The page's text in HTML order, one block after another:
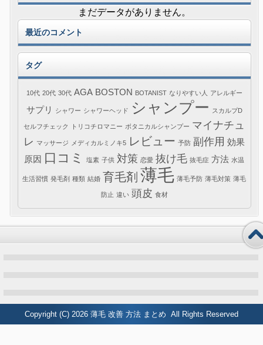
まだデータがありません。
最近のコメント
タグ
10代 20代 30代 AGA BOSTON BOTANIST なりやすい人 アレルギー
サプリ シャワー シャワーヘッド シャンプー スカルプD
セルフチェック トリコチロマニー ボタニカルシャンプー マイナチュ
レ マッサージ メディカルミノキ5 レビュー 予防 副作用 効果
原因 口コミ 塩素 子供 対策 恋愛 抜け毛 抜毛症 方法 水温
生活習慣 発毛剤 種類 結婚 育毛剤 薄毛 薄毛予防 薄毛対策 薄毛
防止 違い 頭皮 食材
Copyright (C) 2026 薄毛 改善 方法 まとめ All Rights Reserved